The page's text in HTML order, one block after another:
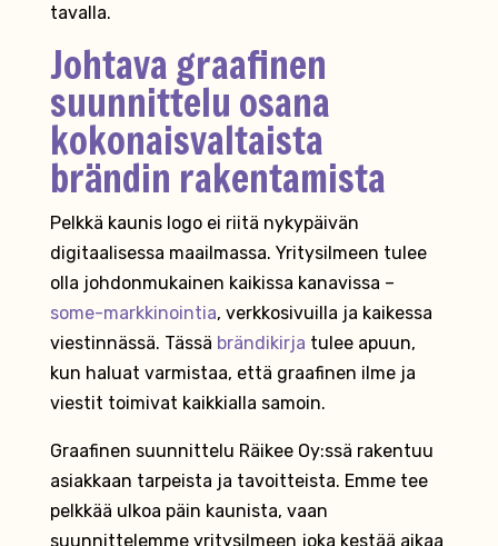
tavalla.
Johtava graafinen
suunnittelu osana
kokonaisvaltaista
brändin rakentamista
Pelkkä kaunis logo ei riitä nykypäivän
digitaalisessa maailmassa. Yritysilmeen tulee
olla johdonmukainen kaikissa kanavissa –
some-markkinointia, verkkosivuilla ja kaikessa
viestinnässä. Tässä brändikirja tulee apuun,
kun haluat varmistaa, että graafinen ilme ja
viestit toimivat kaikkialla samoin.
Graafinen suunnittelu Räikee Oy:ssä rakentuu
asiakkaan tarpeista ja tavoitteista. Emme tee
pelkkää ulkoa päin kaunista, vaan
suunnittelemme yritysilmeen joka kestää aikaa